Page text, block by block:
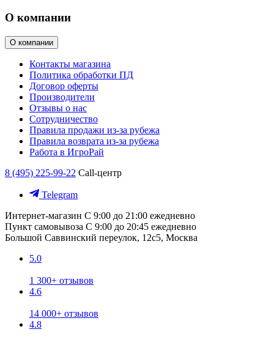
О компании
О компании
Контакты магазина
Политика обработки ПД
Договор оферты
Производители
Отзывы о нас
Сотрудничество
Правила продажи из-за рубежа
Правила возврата из-за рубежа
Работа в ИгроРай
8 (495) 225-99-22 Call-центр
Telegram
Интернет-магазин С 9:00 до 21:00 ежедневно
Пункт самовывоза С 9:00 до 20:45 ежедневно
Большой Саввинский переулок, 12с5, Москва
5.0
1 300+ отзывов
4.6
14 000+ отзывов
4.8